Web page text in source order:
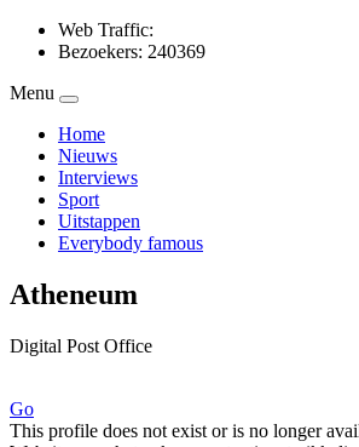
Web Traffic:
Bezoekers: 240369
Menu
Home
Nieuws
Interviews
Sport
Uitstappen
Everybody famous
Atheneum
Digital Post Office
Go
This profile does not exist or is no longer